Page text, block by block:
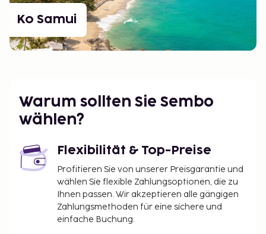
Ko Samui
Warum sollten Sie Sembo
wählen?
Flexibilität & Top-Preise
Profitieren Sie von unserer Preisgarantie und
wählen Sie flexible Zahlungsoptionen, die zu
Ihnen passen. Wir akzeptieren alle gängigen
Zahlungsmethoden für eine sichere und
einfache Buchung.